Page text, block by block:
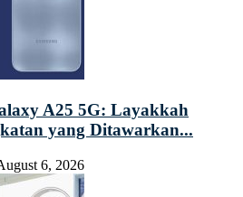
A25 5G: Layakkah
yang Ditawarkan...
6, 2026